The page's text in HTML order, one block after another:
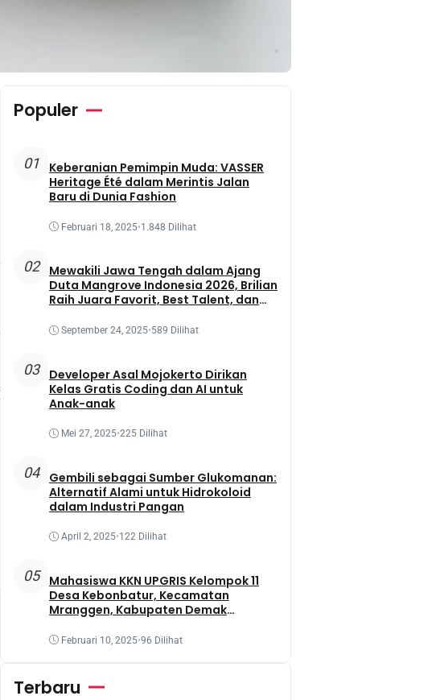
Populer
01
Keberanian Pemimpin Muda: VASSER
Heritage Été dalam Merintis Jalan
Baru di Dunia Fashion
Februari 18, 2025•1.848 Dilihat
02
Mewakili Jawa Tengah dalam Ajang
Duta Mangrove Indonesia 2026, Brilian
Raih Juara Favorit, Best Talent, dan
September 24, 2025•589 Dilihat
03
Developer Asal Mojokerto Dirikan
Kelas Gratis Coding dan AI untuk
Anak-anak
Mei 27, 2025•225 Dilihat
04
Gembili sebagai Sumber Glukomanan:
Alternatif Alami untuk Hidrokoloid
dalam Industri Pangan
April 2, 2025•122 Dilihat
05
Mahasiswa KKN UPGRIS Kelompok 11
Desa Kebonbatur, Kecamatan
Mranggen, Kabupaten Demak
Obat Dengan Memanfaatkan Lahan
Februari 10, 2025•96 Dilihat
Terbaru